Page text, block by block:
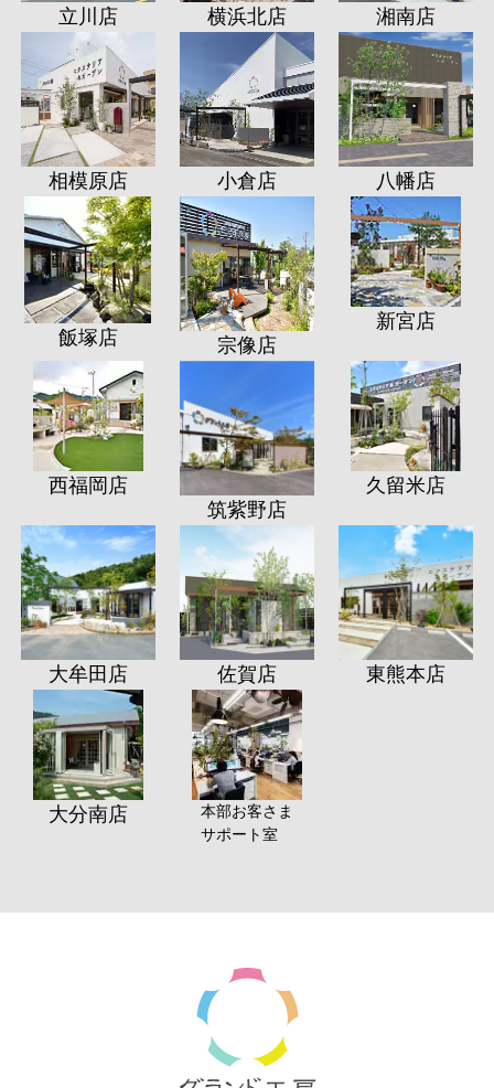
立川店 横浜北店 湘南店
相模原店 小倉店 八幡店
飯塚店 宗像店
新宮店
西福岡店
筑紫野店
久留米店
大牟田店 佐賀店 東熊本店
大分南店
本部お客さま
サポート室